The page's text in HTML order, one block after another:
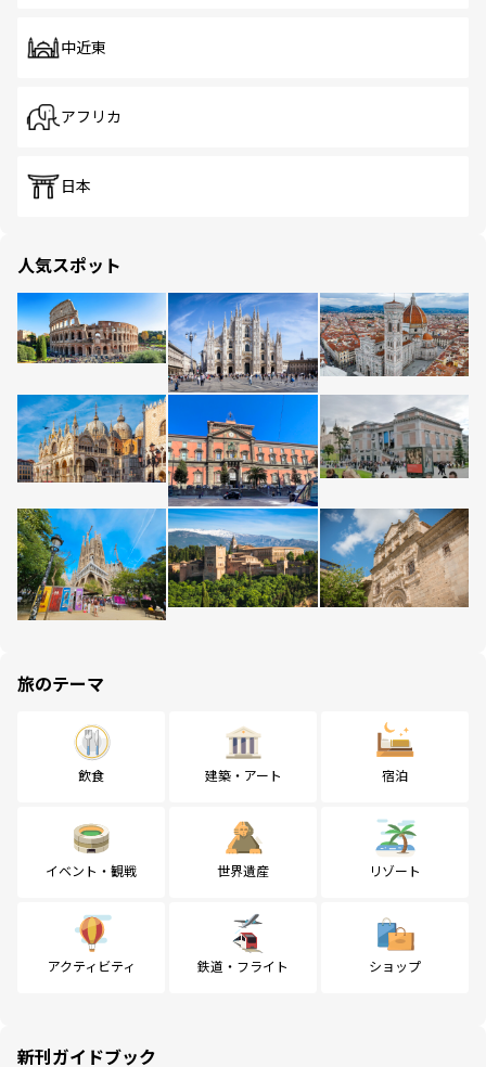
中近東
アフリカ
日本
人気スポット
旅のテーマ
飲食 建築・アート 宿泊
イベント・観戦 世界遺産 リゾート
アクティビティ 鉄道・フライト ショップ
新刊ガイドブック